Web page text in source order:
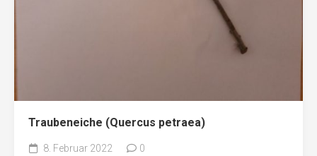
Traubeneiche (Quercus petraea)
8. Februar 2022 0